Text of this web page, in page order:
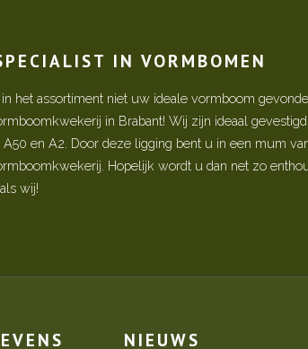
IN VORMBOMEN
het assortiment niet uw ideale vormboom
in Brabant! Wij zijn ideaal
A50 en A2. Door deze ligging bent u in een mum
Hopelijk wordt u dan net zo
wij!
NIEUWS